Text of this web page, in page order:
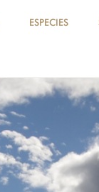
ESPECIES